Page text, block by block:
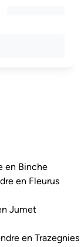
en Binche
en Fleurus
Jumet
en Trazegnies